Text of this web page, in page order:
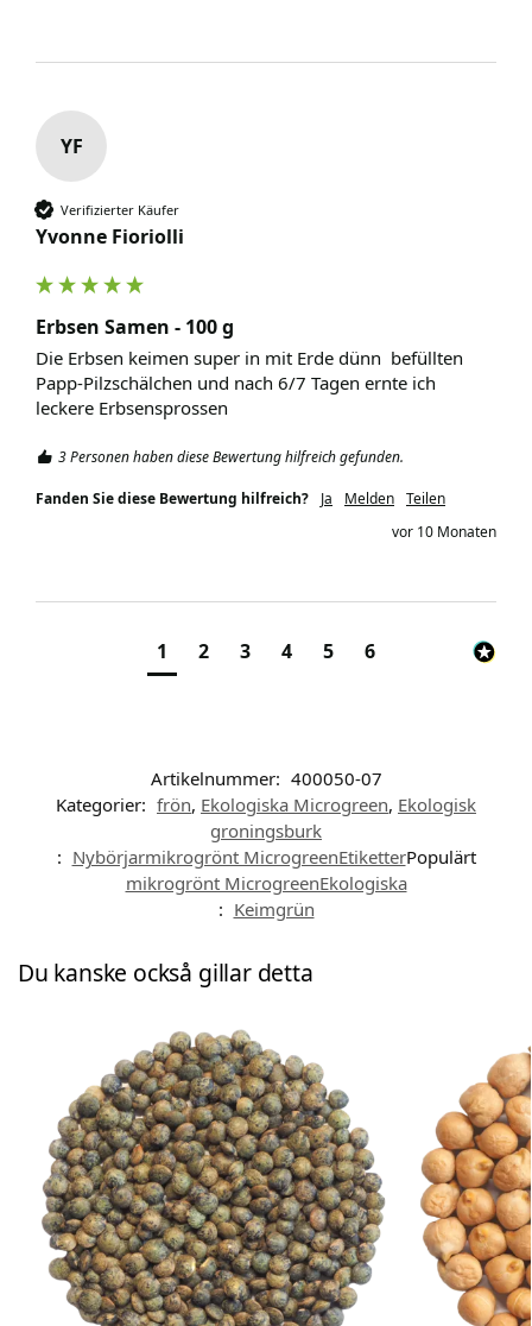
YF
Verifizierter Käufer
Yvonne Fioriolli
Erbsen Samen - 100 g
Die Erbsen keimen super in mit Erde dünn  befüllten
Papp-Pilzschälchen und nach 6/7 Tagen ernte ich
leckere Erbsensprossen
3 Personen haben diese Bewertung hilfreich gefunden.
Fanden Sie diese Bewertung hilfreich? Ja Melden Teilen
vor 10 Monaten
1 2 3 4 5 6
Artikelnummer: 400050-07
Kategorier: frön, Ekologiska Microgreen, Ekologisk
groningsburk
: Nybörjarmikrogrönt MicrogreenEtiketterPopulärt
mikrogrönt MicrogreenEkologiska
: Keimgrün
Du kanske också gillar detta